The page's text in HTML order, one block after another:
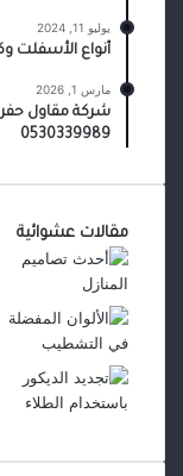
يوليو 11, 2024
أنواع الأسفلت
مارس 1, 2026
شركة مقاول حفر
0530339989
مقالات عشوائية